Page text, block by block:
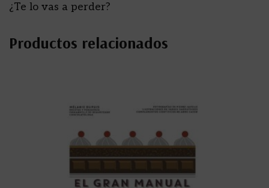
¿Te lo vas a perder?
Productos relacionados